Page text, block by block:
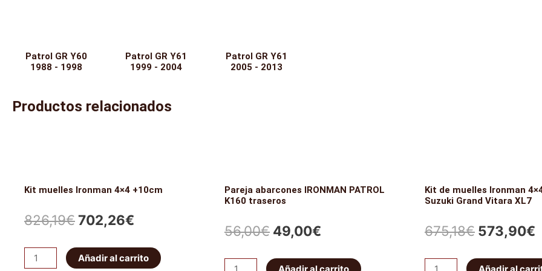
Patrol GR Y60
1988 - 1998
Patrol GR Y61
1999 - 2004
Patrol GR Y61
2005 - 2013
Productos relacionados
Kit muelles Ironman 4×4 +10cm
826,19€El
precio
702,26€
precio
Kit
Añadir al carrito
Pareja abarcones IRONMAN PATROL
K160 traseros
56,00€ El
precio
49,00€
precio
Pareja
Kit de muelles Ironman
Suzuki Grand Vitara XL7
675,18€ El
precio
573,90€
Kit